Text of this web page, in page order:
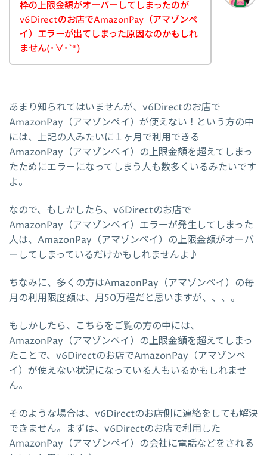
枠の上限金額がオーバーしてしまったのが
v6Directのお店でAmazonPay（アマゾンペ
イ）エラーが出てしまった原因なのかもしれ
ません(･∀･`*)
あまり知られてはいませんが、v6Directのお店で
AmazonPay（アマゾンペイ）が使えない！という方の中
には、上記の人みたいに１ヶ月で利用できる
AmazonPay（アマゾンペイ）の上限金額を超えてしまっ
たためにエラーになってしまう人も数多くいるみたいです
よ。
なので、もしかしたら、v6Directのお店で
AmazonPay（アマゾンペイ）エラーが発生してしまった
人は、AmazonPay（アマゾンペイ）の上限金額がオーバ
ーしてしまっているだけかもしれませんよ♪
ちなみに、多くの方はAmazonPay（アマゾンペイ）の毎
月の利用限度額は、月50万程だと思いますが、、、。
もしかしたら、こちらをご覧の方の中には、
AmazonPay（アマゾンペイ）の上限金額を超えてしまっ
たことで、v6Directのお店でAmazonPay（アマゾンペ
イ）が使えない状況になっている人もいるかもしれませ
ん。
そのような場合は、v6Directのお店側に連絡をしても解決
できません。まずは、v6Directのお店で利用した
AmazonPay（アマゾンペイ）の会社に電話などをされる